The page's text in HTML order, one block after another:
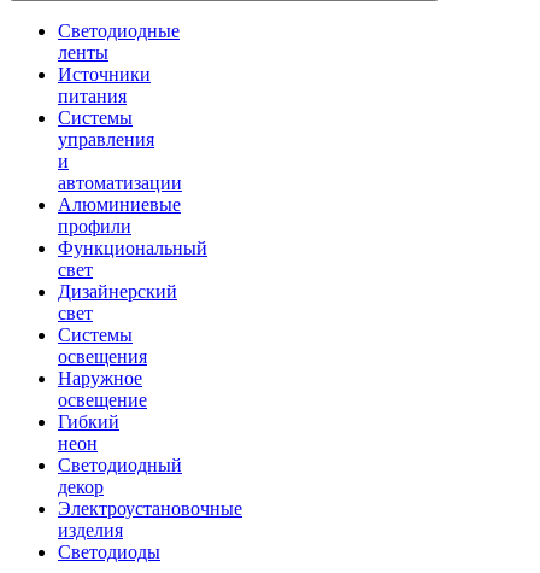
Светодиодные
ленты
Источники
питания
Системы
управления
и
автоматизации
Алюминиевые
профили
Функциональный
свет
Дизайнерский
свет
Системы
освещения
Наружное
освещение
Гибкий
неон
Светодиодный
декор
Электроустановочные
изделия
Светодиоды